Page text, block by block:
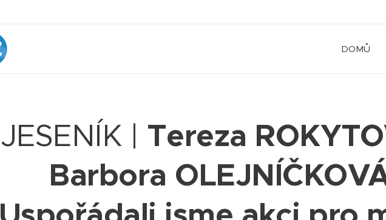
DOMŮ
JESENÍK | Tereza
Barbora